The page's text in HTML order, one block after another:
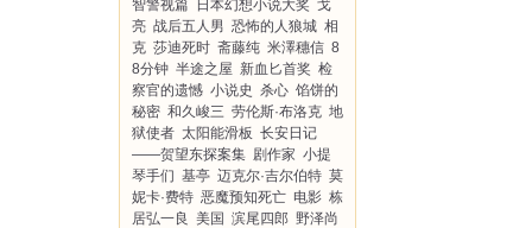
智警视篇 日本幻想小说大奖 戈
亮 战后五人男 恐怖的人狼城 相
克 莎迪死时 斋藤纯 米澤穗信 8
8分钟 半途之屋 新血匕首奖 检
察官的遗憾 小说史 杀心 馅饼的
秘密 和久峻三 劳伦斯·布洛克 地
狱使者 太阳能滑板 长安日记
——贺望东探案集 剧作家 小提
琴手们 基亭 迈克尔·吉尔伯特 莫
妮卡·费特 恶魔预知死亡 电影 栋
居弘一良 美国 滨尾四郎 野泽尚